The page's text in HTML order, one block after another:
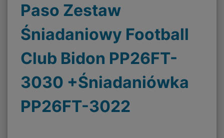
Paso Zestaw
Śniadaniowy Football
Club Bidon PP26FT-
3030 +Śniadaniówka
PP26FT-3022